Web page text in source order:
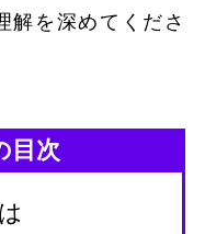
解を深めてくださ
目次